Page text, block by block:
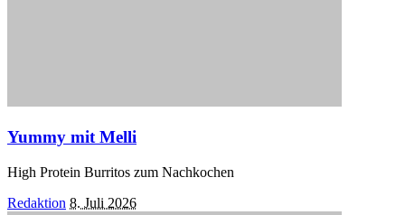
Yummy mit Melli
High Protein Burritos zum Nachkochen
Posted
Redaktion 8. Juli 2026